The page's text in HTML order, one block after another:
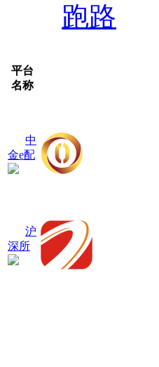
跑路
平台
名称
中
金e配
沪
深所